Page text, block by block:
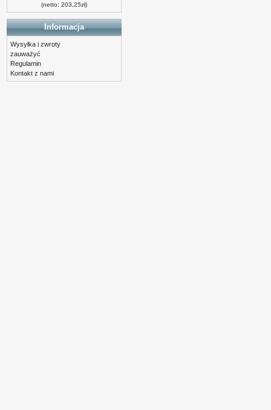
(netto: 203,25zł)
Informacja
Wysyłka i zwroty
zauważyć
Regulamin
Kontakt z nami